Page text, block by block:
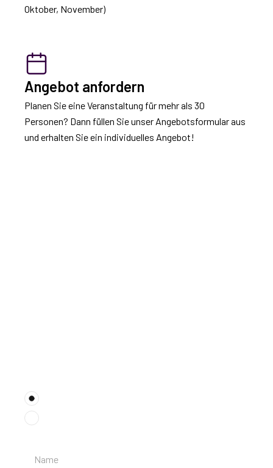
Oktober, November)
Angebot anfordern
Planen Sie eine Veranstaltung für mehr als 30
Personen? Dann füllen Sie unser Angebotsformular aus
und erhalten Sie ein individuelles Angebot!